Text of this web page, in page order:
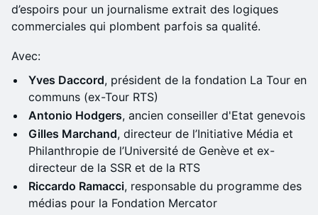
d’espoirs pour un journalisme extrait des logiques
commerciales qui plombent parfois sa qualité.
Avec:
Yves Daccord, président de la fondation La Tour en
communs (ex-Tour RTS)
Antonio Hodgers, ancien conseiller d'Etat genevois
Gilles Marchand, directeur de l’Initiative Média et
Philanthropie de l’Université de Genève et ex-
directeur de la SSR et de la RTS
Riccardo Ramacci, responsable du programme des
médias pour la Fondation Mercator